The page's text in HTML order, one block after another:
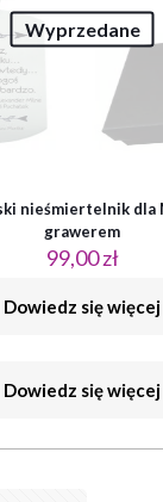
Wyprzedane
nieśmiertelnik dla
grawerem
99,00zł
Dowiedz się więcej
Dowiedz się więcej